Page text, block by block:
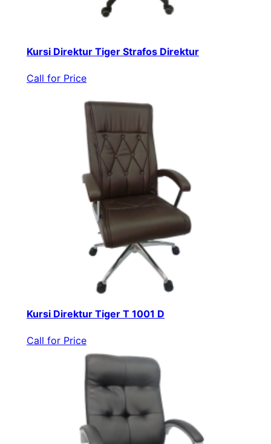
Kursi Direktur Tiger Strafos Direktur
Call for Price
Kursi Direktur Tiger T 1001 D
Call for Price